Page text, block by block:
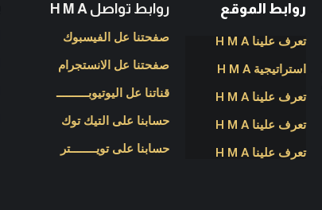
روابط الموقع
تعرف علينا H M A
استراتيجية H M A
تعرف علينا H M A
تعرف علينا H M A
تعرف علينا H M A
روابط تواصل H M A
صفحتنا عل الفيسبوك
صفحتنا عل الانستجرام
قناتنا عل اليوتيوبــــــــــ
حسابنا على التيك توك
حسابنا على تويــــــــتر